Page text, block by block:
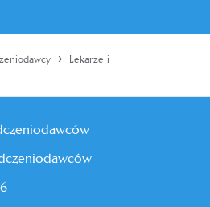
›
Lekarze i